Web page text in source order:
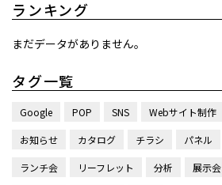
ランキング
まだデータがありません。
タグ一覧
Google POP SNS Webサイト制作
お知らせ カタログ チラシ パネル
ランチ会 リーフレット 分析 展示会